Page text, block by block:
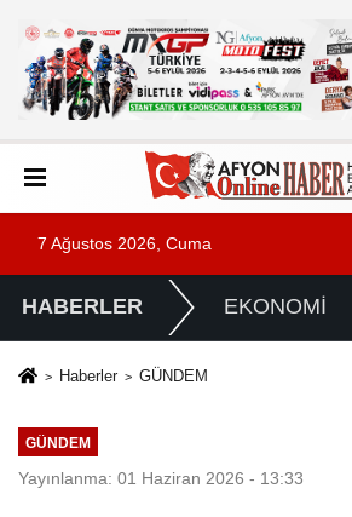
7 Ağustos 2026, Cuma
HABERLER EKONOMİ
Haberler GÜNDEM
GÜNDEM
Yayınlanma: 01 Haziran 2026 - 13:33